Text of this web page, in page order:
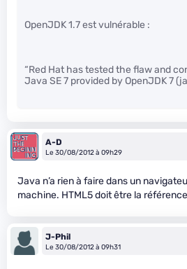
OpenJDK 1.7 est vulnérable :
“Red Hat has tested the flaw and
Java SE 7 provided by OpenJDK 7
A-D
Le 30/08/2012 à 09h29
Java n’a rien à faire dans un
machine. HTML5 doit être la
J-Phil
Le 30/08/2012 à 09h31